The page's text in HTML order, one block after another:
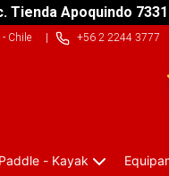
Tienda Apoquindo
Chile| +56 2 2244 3777
- Kayak